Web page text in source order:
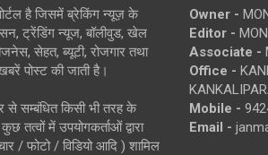
है जिसमें ब्रेकिंग न्यूज़ के
ट्रेंडिंग न्यूज, बॉलीवुड, खेल
सेहत, ब्यूटी, रोजगार तथा
पोस्ट की जाती है।
से सम्बंधित किसी भी तरह के
तत्वों में उपयोगकर्ताओं द्वारा
/ फोटो / विडियो आदि ) शामिल
Owner -
Editor -
Associate -
Office -
Mobile -
Email -